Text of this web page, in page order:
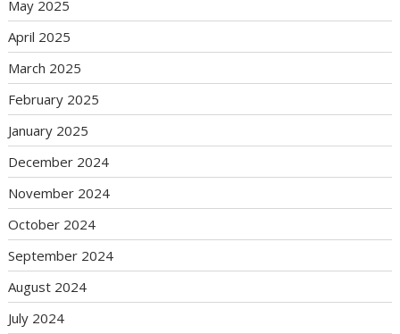
May 2025
April 2025
March 2025
February 2025
January 2025
December 2024
November 2024
October 2024
September 2024
August 2024
July 2024